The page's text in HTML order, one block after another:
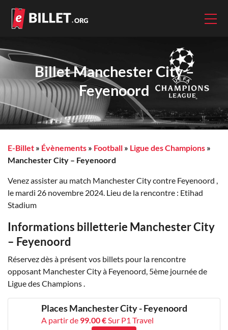
Billet Manchester City –
Feyenoord
E-Billet » Évènements » Football » Ligue des Champions »
Manchester City – Feyenoord
Venez assister au match Manchester City contre Feyenoord ,
le mardi 26 novembre 2024. Lieu de la rencontre : Etihad
Stadium
Informations billetterie Manchester City
– Feyenoord
Réservez dès à présent vos billets pour la rencontre
opposant Manchester City à Feyenoord, 5ème journée de
Ligue des Champions .
Places Manchester City - Feyenoord
A partir de 99.00 €Sur P1 Travel